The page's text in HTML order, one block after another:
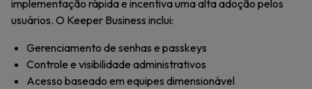
implementação rápida e incentiva uma alta adoção pelos
usuários. O Keeper Business inclui:
Gerenciamento de senhas e passkeys
Controle e visibilidade administrativos
Acesso baseado em equipes dimensionável